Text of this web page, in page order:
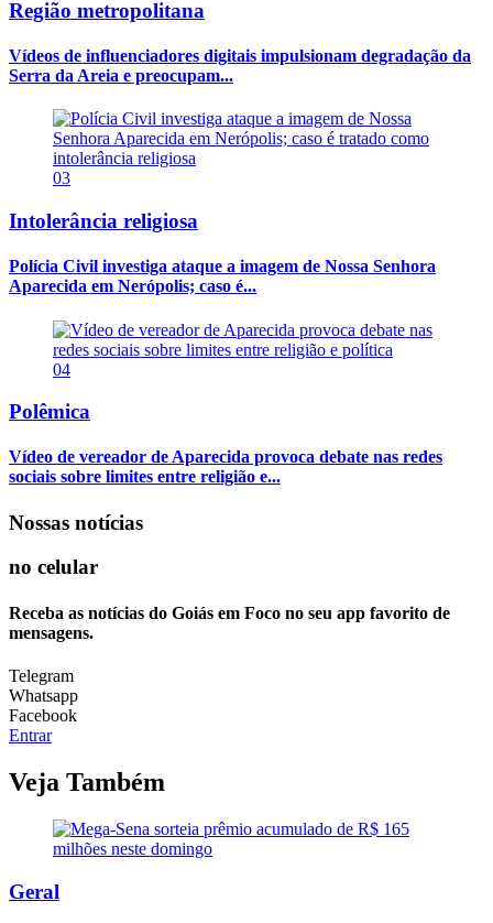
Região metropolitana
Vídeos de influenciadores digitais impulsionam degradação da
Serra da Areia e preocupam...
03
Intolerância religiosa
Polícia Civil investiga ataque a imagem de Nossa Senhora
Aparecida em Nerópolis; caso é...
04
Polêmica
Vídeo de vereador de Aparecida provoca debate nas redes
sociais sobre limites entre religião e...
Nossas notícias
no celular
Receba as notícias do Goiás em Foco no seu app favorito de
mensagens.
Telegram
Whatsapp
Facebook
Entrar
Veja Também
Geral